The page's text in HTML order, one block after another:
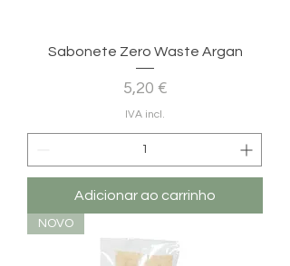
Sabonete Zero Waste Argan
Preço
5,20 €
IVA incl.
Adicionar ao carrinho
NOVO